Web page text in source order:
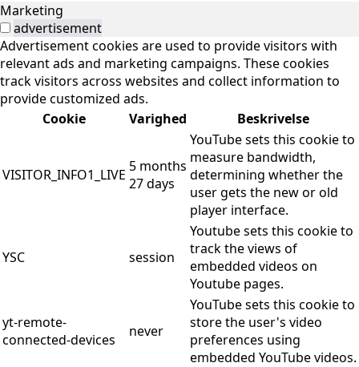
Marketing
advertisement
Advertisement cookies are used to provide visitors with
relevant ads and marketing campaigns. These cookies
track visitors across websites and collect information to
provide customized ads.
Cookie
Varighed Beskrivelse
VISITOR_INFO1_LIVE 5 months
27 days
YouTube sets this cookie to
measure bandwidth,
determining whether the
user gets the new or old
player interface.
YSC session
Youtube sets this cookie to
track the views of
embedded videos on
Youtube pages.
yt-remote-
connected-devices
never
YouTube sets this cookie to
store the user's video
preferences using
embedded YouTube videos.